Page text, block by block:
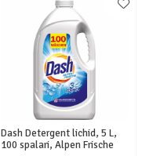
Dash Detergent lichid, 5 L,
100 spalari, Alpen Frische